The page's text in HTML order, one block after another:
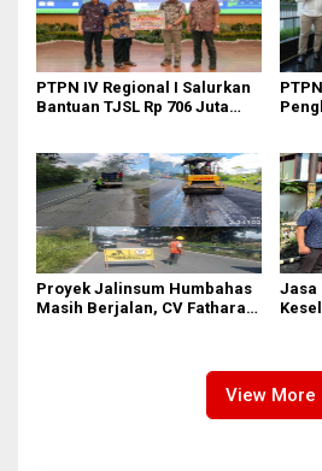
PTPN IV Regional I Salurkan
Bantuan TJSL Rp 706 Juta
Proyek Jalinsum Humbahas
Masih Berjalan, CV Fathara
Jasa
View More